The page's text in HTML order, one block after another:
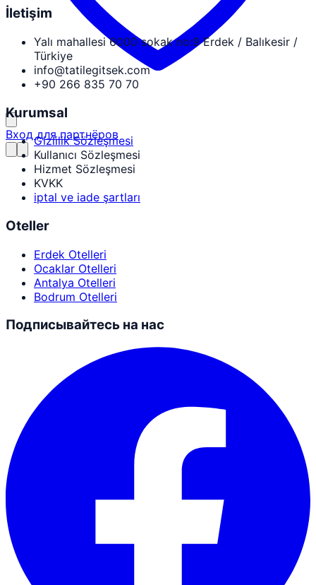
Вход для партнёров
İletişim
Yalı mahallesi 6000 sokak no:9 Erdek / Balıkesir /
Türkiye
info@tatilegitsek.com
+90 266 835 70 70
Kurumsal
Gizlilik Sözleşmesi
Kullanıcı Sözleşmesi
Hizmet Sözleşmesi
KVKK
iptal ve iade şartları
Oteller
Erdek Otelleri
Ocaklar Otelleri
Antalya Otelleri
Bodrum Otelleri
Подписывайтесь на нас